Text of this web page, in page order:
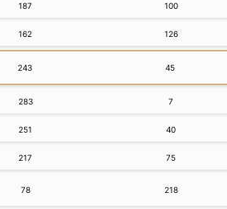
187 100
162 126
243 45
283 7
251 40
217 75
78 218